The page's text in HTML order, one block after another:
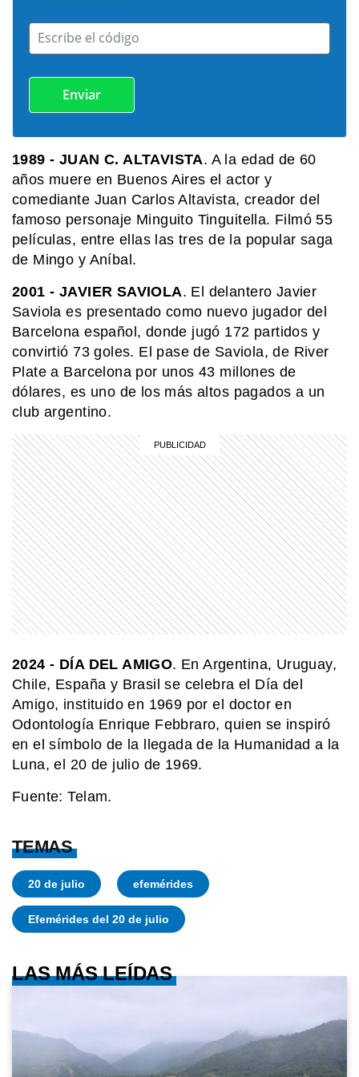
Escribe el código
1989 - JUAN C. ALTAVISTA. A la edad de 60
años muere en Buenos Aires el actor y
comediante Juan Carlos Altavista, creador del
famoso personaje Minguito Tinguitella. Filmó 55
películas, entre ellas las tres de la popular saga
de Mingo y Aníbal.
2001 - JAVIER SAVIOLA. El delantero Javier
Saviola es presentado como nuevo jugador del
Barcelona español, donde jugó 172 partidos y
convirtió 73 goles. El pase de Saviola, de River
Plate a Barcelona por unos 43 millones de
dólares, es uno de los más altos pagados a un
club argentino.
2024 - DÍA DEL AMIGO. En Argentina, Uruguay,
Chile, España y Brasil se celebra el Día del
Amigo, instituido en 1969 por el doctor en
Odontología Enrique Febbraro, quien se inspiró
en el símbolo de la llegada de la Humanidad a la
Luna, el 20 de julio de 1969.
Fuente: Telam.
TEMAS
20 de julio efemérides
Efemérides del 20 de julio
LAS MÁS LEÍDAS
Cementerio El Salvador: el histórico
sitio patrimonial de Rosario que
diferencian?
EL MUNDO
La ciudad sueca de los pepinos, los
vikingos y la electricidad